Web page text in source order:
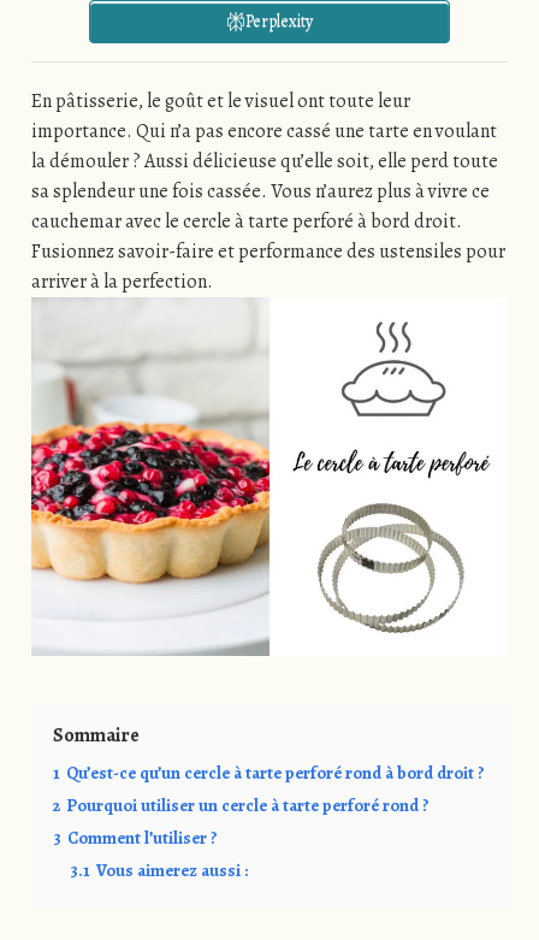
Perplexity
En pâtisserie, le goût et le visuel ont toute leur
importance. Qui n’a pas encore cassé une tarte en voulant
la démouler ? Aussi délicieuse qu’elle soit, elle perd toute
sa splendeur une fois cassée. Vous n’aurez plus à vivre ce
cauchemar avec le cercle à tarte perforé à bord droit.
Fusionnez savoir-faire et performance des ustensiles pour
arriver à la perfection.
Sommaire
1 Qu’est-ce qu’un cercle à tarte perforé rond à bord droit ?
2 Pourquoi utiliser un cercle à tarte perforé rond ?
3 Comment l’utiliser ?
3.1 Vous aimerez aussi :